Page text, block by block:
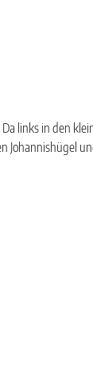
links in den
Johannishügel